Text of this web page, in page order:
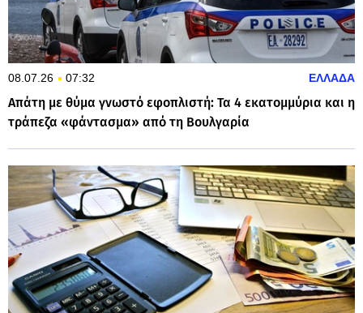
08.07.26 07:32 ΕΛΛΑΔΑ
Απάτη με θύμα γνωστό εφοπλιστή: Τα 4 εκατομμύρια και η
τράπεζα «φάντασμα» από τη Βουλγαρία